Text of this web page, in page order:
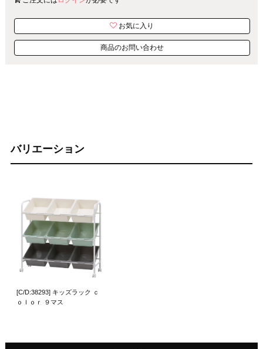
お気に入り
商品のお問い合わせ
バリエーション
[C/D:38293] キッズラック ｃ
ｏｌｏｒ ９マス